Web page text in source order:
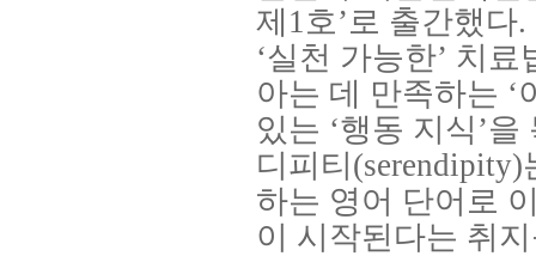
제 1호’로 출간했다.
‘실천 가능한’ 치료
아는 데 만족하는 ‘
있는 ‘행동 지식 ’을
디피티 (serendipity)
하는 영어 단어로
이 시작된다는 취